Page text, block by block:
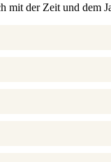
der Zeit und dem